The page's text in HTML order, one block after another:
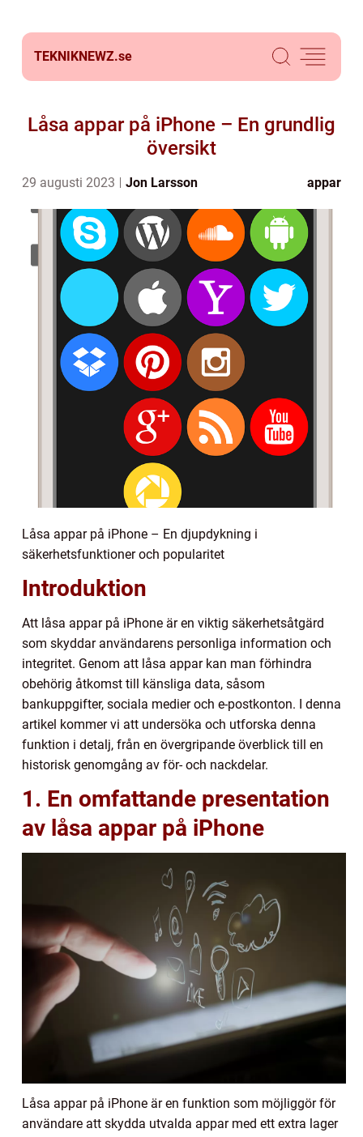
TEKNIKNEWZ.se
Låsa appar på iPhone – En grundlig
översikt
29 augusti 2023 Jon Larsson appar
Låsa appar på iPhone – En djupdykning i
säkerhetsfunktioner och popularitet
Introduktion
Att låsa appar på iPhone är en viktig säkerhetsåtgärd
som skyddar användarens personliga information och
integritet. Genom att låsa appar kan man förhindra
obehörig åtkomst till känsliga data, såsom
bankuppgifter, sociala medier och e-postkonton. I denna
artikel kommer vi att undersöka och utforska denna
funktion i detalj, från en övergripande överblick till en
historisk genomgång av för- och nackdelar.
1. En omfattande presentation
av låsa appar på iPhone
Låsa appar på iPhone är en funktion som möjliggör för
användare att skydda utvalda appar med ett extra lager